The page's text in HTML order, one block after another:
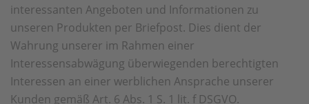
interessanten Angeboten und Informationen zu
unseren Produkten per Briefpost. Dies dient der
Wahrung unserer im Rahmen einer
Interessensabwägung überwiegenden berechtigten
Interessen an einer werblichen Ansprache unserer
Kunden gemäß Art. 6 Abs. 1 S. 1 lit. f DSGVO.